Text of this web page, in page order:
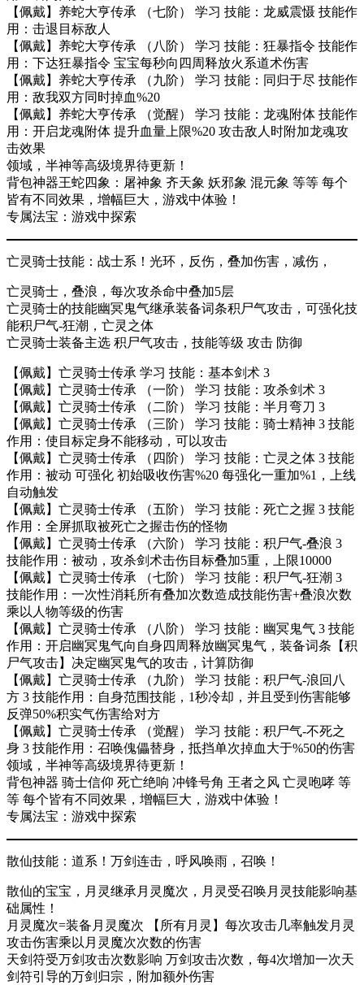
【佩戴】养蛇大亨传承 （七阶） 学习 技能：龙威震慑 技能作
用：击退目标敌人
【佩戴】养蛇大亨传承 （八阶） 学习 技能：狂暴指令 技能作
用：下达狂暴指令 宝宝每秒向四周释放火系道术伤害
【佩戴】养蛇大亨传承 （九阶） 学习 技能：同归于尽 技能作
用：敌我双方同时掉血%20
【佩戴】养蛇大亨传承 （觉醒） 学习 技能：龙魂附体 技能作
用：开启龙魂附体 提升血量上限%20 攻击敌人时附加龙魂攻
击效果
领域，半神等高级境界待更新！
背包神器王蛇四象：屠神象 齐天象 妖邪象 混元象 等等 每个
皆有不同效果，增幅巨大，游戏中体验！
专属法宝：游戏中探索
亡灵骑士技能：战士系！光环，反伤，叠加伤害，减伤，
亡灵骑士，叠浪，每次攻杀命中叠加5层
亡灵骑士的技能幽冥鬼气继承装备词条积尸气攻击，可强化技
能积尸气-狂潮，亡灵之体
亡灵骑士装备主选 积尸气攻击，技能等级 攻击 防御
【佩戴】亡灵骑士传承 学习 技能：基本剑术 3
【佩戴】亡灵骑士传承 （一阶） 学习 技能：攻杀剑术 3
【佩戴】亡灵骑士传承 （二阶） 学习 技能：半月弯刀 3
【佩戴】亡灵骑士传承 （三阶） 学习 技能：骑士精神 3 技能
作用：使目标定身不能移动，可以攻击
【佩戴】亡灵骑士传承 （四阶） 学习 技能：亡灵之体 3 技能
作用：被动 可强化 初始吸收伤害%20 每强化一重加%1，上线
自动触发
【佩戴】亡灵骑士传承 （五阶） 学习 技能：死亡之握 3 技能
作用：全屏抓取被死亡之握击伤的怪物
【佩戴】亡灵骑士传承 （六阶） 学习 技能：积尸气-叠浪 3
技能作用：被动，攻杀剑术击伤目标叠加5重，上限10000
【佩戴】亡灵骑士传承 （七阶） 学习 技能：积尸气-狂潮 3
技能作用：一次性消耗所有叠加次数造成技能伤害+叠浪次数
乘以人物等级的伤害
【佩戴】亡灵骑士传承 （八阶） 学习 技能：幽冥鬼气 3 技能
作用：开启幽冥鬼气向自身四周释放幽冥鬼气，装备词条【积
尸气攻击】决定幽冥鬼气的攻击，计算防御
【佩戴】亡灵骑士传承 （九阶） 学习 技能：积尸气-浪回八
方 3 技能作用：自身范围技能，1秒冷却，并且受到伤害能够
反弹50%积实气伤害给对方
【佩戴】亡灵骑士传承 （觉醒） 学习 技能：积尸气-不死之
身 3 技能作用：召唤傀儡替身，抵挡单次掉血大于%50的伤害
领域，半神等高级境界待更新！
背包神器 骑士信仰 死亡绝响 冲锋号角 王者之风 亡灵咆哮 等
等 每个皆有不同效果，增幅巨大，游戏中体验！
专属法宝：游戏中探索
散仙技能：道系！万剑连击，呼风唤雨，召唤！
散仙的宝宝，月灵继承月灵魔次，月灵受召唤月灵技能影响基
础属性！
月灵魔次=装备月灵魔次 【所有月灵】每次攻击几率触发月灵
攻击伤害乘以月灵魔次次数的伤害
天剑符受万剑攻击次数影响 万剑攻击次数，每4次增加一次天
剑符引导的万剑归宗，附加额外伤害